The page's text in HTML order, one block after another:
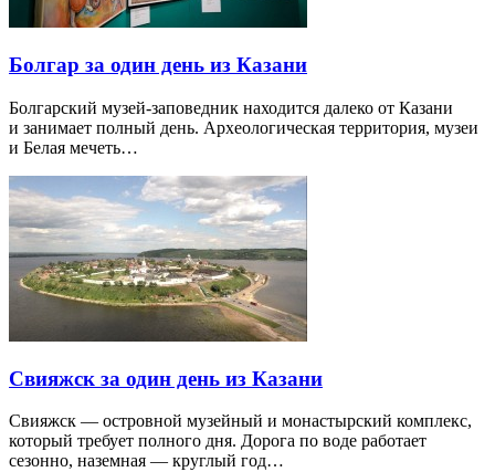
Болгар за один день из Казани
Болгарский музей-заповедник находится далеко от Казани
и занимает полный день. Археологическая территория, музеи
и Белая мечеть…
Свияжск за один день из Казани
Свияжск — островной музейный и монастырский комплекс,
который требует полного дня. Дорога по воде работает
сезонно, наземная — круглый год…